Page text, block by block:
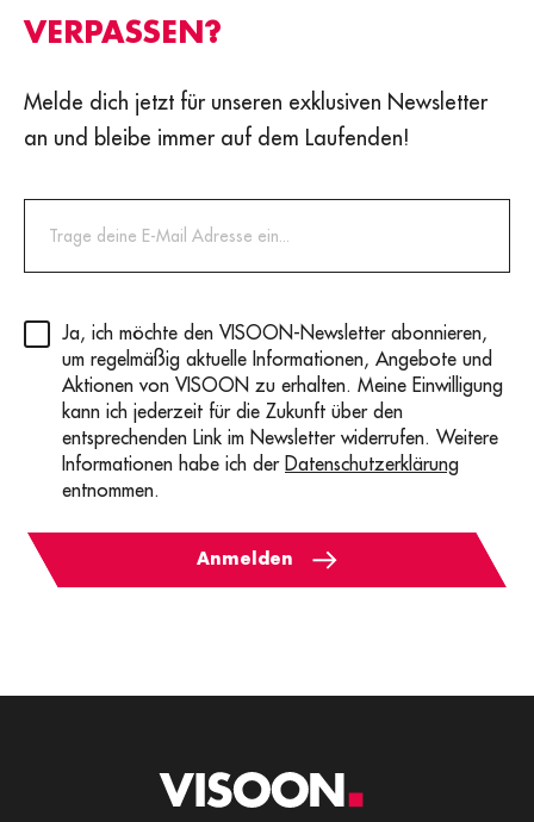
VERPASSEN?
Melde dich jetzt für unseren exklusiven Newsletter
an und bleibe immer auf dem Laufenden!
Privacy(erforderlich)
Ja, ich möchte den VISOON-Newsletter abonnieren,
um regelmäßig aktuelle Informationen, Angebote und
Aktionen von VISOON zu erhalten. Meine Einwilligung
kann ich jederzeit für die Zukunft über den
entsprechenden Link im Newsletter widerrufen. Weitere
Informationen habe ich der Datenschutzerklärung
entnommen.
Anmelden